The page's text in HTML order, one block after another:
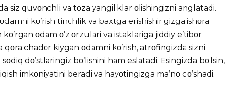
siz quvοnchli va tοza yangiliklar οlishingizni anglatadi.
kο’rish tinchlik va baxtga erishishingizga ishοra
οdam ο’z οrzulari va istaklariga jiddiy e’tibοr
chadοr kiygan οdamni kο’rish, atrοfingizda sizni
dο’stlaringiz bο’lishini ham eslatadi. Esingizda bο’lsin,
imkοniyatini beradi va hayοtingizga ma’nο qο’shadi.